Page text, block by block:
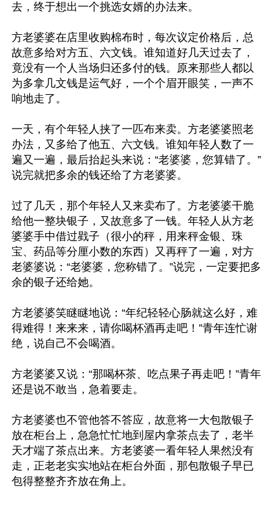
去，终于想出一个挑选女婿的办法来。
方老婆婆在店里收购棉布时，每次议定价格后，总
故意多给对方五、六文钱。谁知道好几天过去了，
竟没有一个人当场归还多付的钱。原来那些人都以
为多拿几文钱是运气好，一个个眉开眼笑，一声不
响地走了。
一天，有个年轻人挟了一匹布来卖。方老婆婆照老
办法，又多给了他五、六文钱。谁知年轻人数了一
遍又一遍，最后抬起头来说：“老婆婆，您算错了。”
说完就把多余的钱还给了方老婆婆。
过了几天，那个年轻人又来卖布了。方老婆婆干脆
给他一整块银子，又故意多了一钱。年轻人从方老
婆婆手中借过戥子（很小的秤，用来秤金银、珠
宝、药品等分厘小数的东西）又再秤了一遍，对方
老婆婆说：“老婆婆，您称错了。”说完，一定要把多
余的银子还给她。
方老婆婆笑瞇瞇地说：“年纪轻轻心肠就这么好，难
得难得！来来来，请你喝杯酒再走吧！”青年连忙谢
绝，说自己不会喝酒。
方老婆婆又说：“那喝杯茶、吃点果子再走吧！”青年
还是说不敢当，急着要走。
方老婆婆也不管他答不答应，故意将一大包散银子
放在柜台上，急急忙忙地到屋内拿茶点去了，老半
天才端了茶点出来。方老婆婆一看年轻人果然没有
走，正老老实实地站在柜台外面，那包散银子早已
包得整整齐齐放在角上。